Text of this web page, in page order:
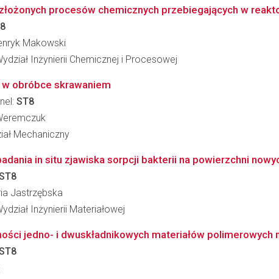
procesów chemicznych przebiegających w
Makowski
Inżynierii Chemicznej i Procesowej
obróbce skrawaniem
ST8
Mechaniczny
in situ zjawiska sorpcji bakterii na powierzchni
Jastrzębska
Inżynierii Materiałowej
jedno- i dwuskładnikowych materiałów